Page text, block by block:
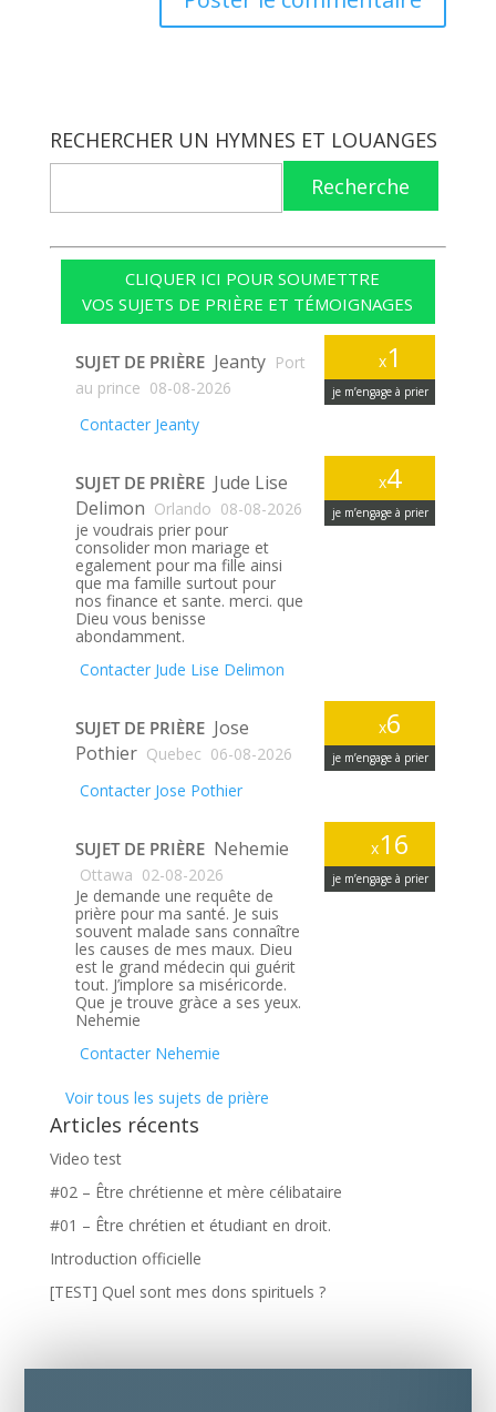
RECHERCHER UN HYMNES ET LOUANGES
Recherche
CLIQUER ICI POUR SOUMETTRE
VOS SUJETS DE PRIÈRE ET TÉMOIGNAGES
x1
je m’engage à prier
SUJET DE PRIÈRE Jeanty Port
au prince 08-08-2026
Contacter Jeanty
x4
je m’engage à prier
SUJET DE PRIÈRE Jude Lise
Delimon Orlando 08-08-2026
je voudrais prier pour
consolider mon mariage et
egalement pour ma fille ainsi
que ma famille surtout pour
nos finance et sante. merci. que
Dieu vous benisse
abondamment.
Contacter Jude Lise Delimon
x6
je m’engage à prier
SUJET DE PRIÈRE Jose
Pothier Quebec 06-08-2026
Contacter Jose Pothier
x16
je m’engage à prier
SUJET DE PRIÈRE Nehemie
Ottawa 02-08-2026
Je demande une requête de
prière pour ma santé. Je suis
souvent malade sans connaître
les causes de mes maux. Dieu
est le grand médecin qui guérit
tout. J’implore sa miséricorde.
Que je trouve gràce a ses yeux.
Nehemie
Contacter Nehemie
Voir tous les sujets de prière
Articles récents
Video test
#02 – Être chrétienne et mère célibataire
#01 – Être chrétien et étudiant en droit.
Introduction officielle
[TEST] Quel sont mes dons spirituels ?